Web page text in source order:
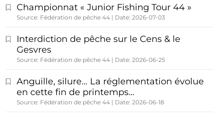
Championnat « Junior Fishing Tour 44 »
Source: Fédération de pêche 44 Date: 2026-07-03
Interdiction de pêche sur le Cens & le
Gesvres
Source: Fédération de pêche 44 Date: 2026-06-25
Anguille, silure… La réglementation évolue
en cette fin de printemps…
Source: Fédération de pêche 44 Date: 2026-06-18